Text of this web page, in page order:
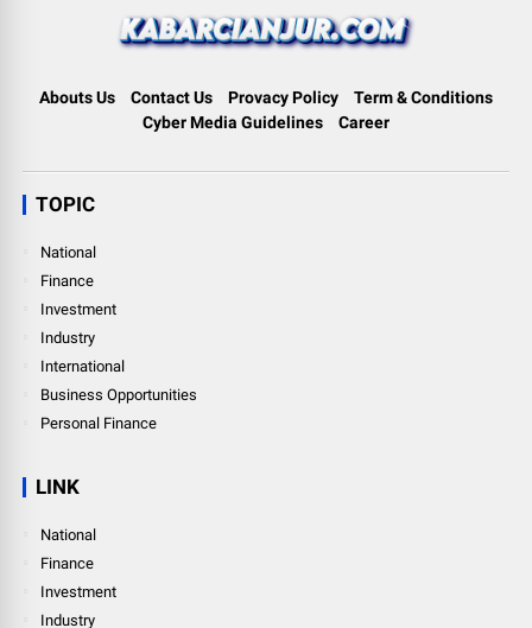
Abouts Us Contact Us Provacy Policy
Term & Conditions
Cyber Media Guidelines
Career
TOPIC
National
Finance
Investment
Industry
International
Business Opportunities
Personal Finance
LINK
National
Finance
Investment
Industry